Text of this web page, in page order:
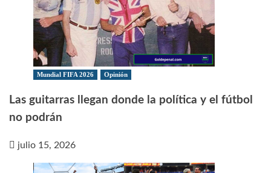
Mundial FIFA 2026 Opinión
Las guitarras llegan donde la política y el fútbol
no podrán
julio 15, 2026